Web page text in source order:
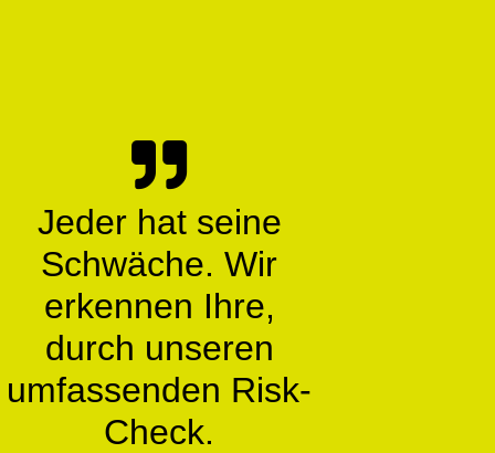
Jeder hat seine
Schwäche. Wir
erkennen Ihre,
durch unseren
umfassenden Risk-
Check.